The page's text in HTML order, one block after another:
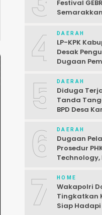
Festival
4 DAERAH
LP-KPK
Desak
Dugaan
Karangjaya
5 DAERAH
Diduga
Tanda
BPD Desa
6 DAERAH
Dugaan
Prosedur
7 HOME
Wakapolri
Tingkatkan
Siap